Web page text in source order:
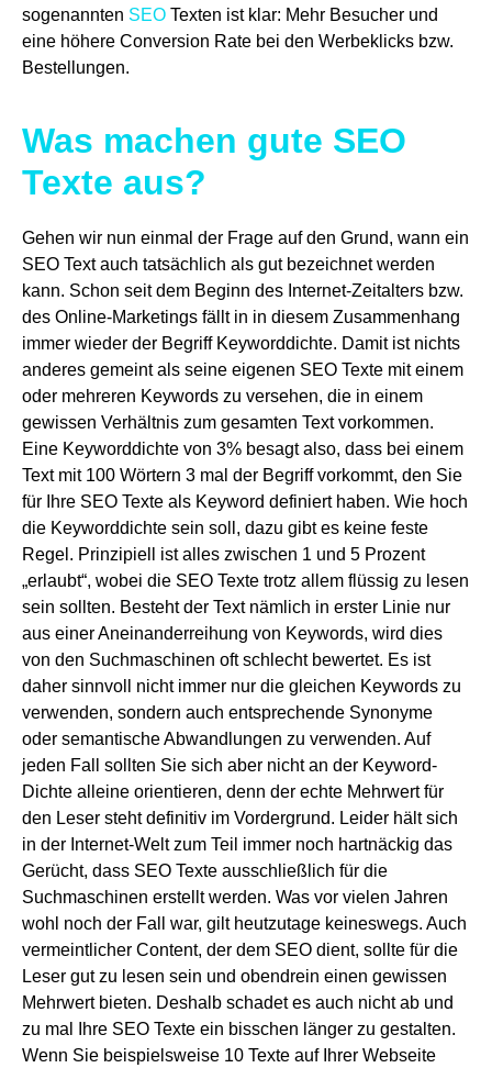
sogenannten SEO Texten ist klar: Mehr Besucher und
eine höhere Conversion Rate bei den Werbeklicks bzw.
Bestellungen.
Was machen gute SEO
Texte aus?
Gehen wir nun einmal der Frage auf den Grund, wann ein
SEO Text auch tatsächlich als gut bezeichnet werden
kann. Schon seit dem Beginn des Internet-Zeitalters bzw.
des Online-Marketings fällt in in diesem Zusammenhang
immer wieder der Begriff Keyworddichte. Damit ist nichts
anderes gemeint als seine eigenen SEO Texte mit einem
oder mehreren Keywords zu versehen, die in einem
gewissen Verhältnis zum gesamten Text vorkommen.
Eine Keyworddichte von 3% besagt also, dass bei einem
Text mit 100 Wörtern 3 mal der Begriff vorkommt, den Sie
für Ihre SEO Texte als Keyword definiert haben. Wie hoch
die Keyworddichte sein soll, dazu gibt es keine feste
Regel. Prinzipiell ist alles zwischen 1 und 5 Prozent
„erlaubt“, wobei die SEO Texte trotz allem flüssig zu lesen
sein sollten. Besteht der Text nämlich in erster Linie nur
aus einer Aneinanderreihung von Keywords, wird dies
von den Suchmaschinen oft schlecht bewertet. Es ist
daher sinnvoll nicht immer nur die gleichen Keywords zu
verwenden, sondern auch entsprechende Synonyme
oder semantische Abwandlungen zu verwenden. Auf
jeden Fall sollten Sie sich aber nicht an der Keyword-
Dichte alleine orientieren, denn der echte Mehrwert für
den Leser steht definitiv im Vordergrund. Leider hält sich
in der Internet-Welt zum Teil immer noch hartnäckig das
Gerücht, dass SEO Texte ausschließlich für die
Suchmaschinen erstellt werden. Was vor vielen Jahren
wohl noch der Fall war, gilt heutzutage keineswegs. Auch
vermeintlicher Content, der dem SEO dient, sollte für die
Leser gut zu lesen sein und obendrein einen gewissen
Mehrwert bieten. Deshalb schadet es auch nicht ab und
zu mal Ihre SEO Texte ein bisschen länger zu gestalten.
Wenn Sie beispielsweise 10 Texte auf Ihrer Webseite